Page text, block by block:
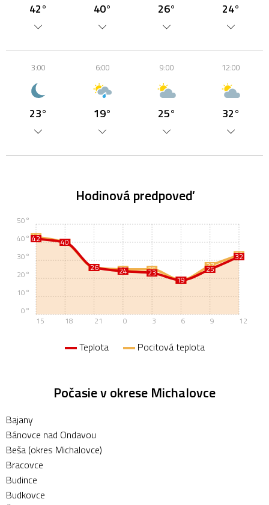
42° 40° 26° 24°
3:00
23°
6:00
19°
9:00
25°
12:00
32°
Hodinová predpoveď
43 40
26 25
25
19
27
33
42 40
26 24 23
19
25
32
15 18 21 0 3 6 9 12
0°
10°
20°
30°
40°
50°
Teplota Pocitová teplota
Počasie v okrese Michalovce
Bajany
Bánovce nad Ondavou
Beša (okres Michalovce)
Bracovce
Budince
Budkovce